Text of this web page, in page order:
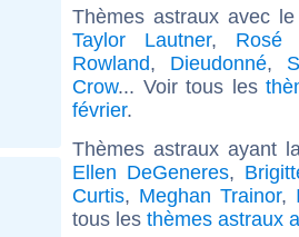
Thèmes astraux avec
Taylor Lautner, Rosé
Rowland, Dieudonné,
Crow... Voir tous les
février.
Thèmes astraux ayant
Ellen DeGeneres,
Curtis, Meghan Trainor,
tous les thèmes astraux